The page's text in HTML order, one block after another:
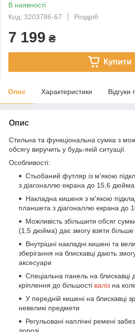
В наявності
Код: 3203786-67
Роздріб
7 199 ₴
Купити
Опис Характеристики Відгуки
Опис
Стильна та функціональна сумка з
обсягу виручить у будь-якій ситуації.
Особливості:
Стьобаний футляр із м'якою
з діагоналлю екрана до 15,6 дюйма
Накладна кишеня з м'якою
планшета з діагоналлю екрана до
Можливість збільшити обсяг
(1,5 дюйма) дає змогу взяти більше
Внутрішні накладні кишені та
зберігання на блискавці дають
аксесуари
Спеціальна панель на блискавці
кріплення до більшості валіз на
У передній кишені на блискавці
невеликі предмети
Регульовані наплічні ремені
дорозі